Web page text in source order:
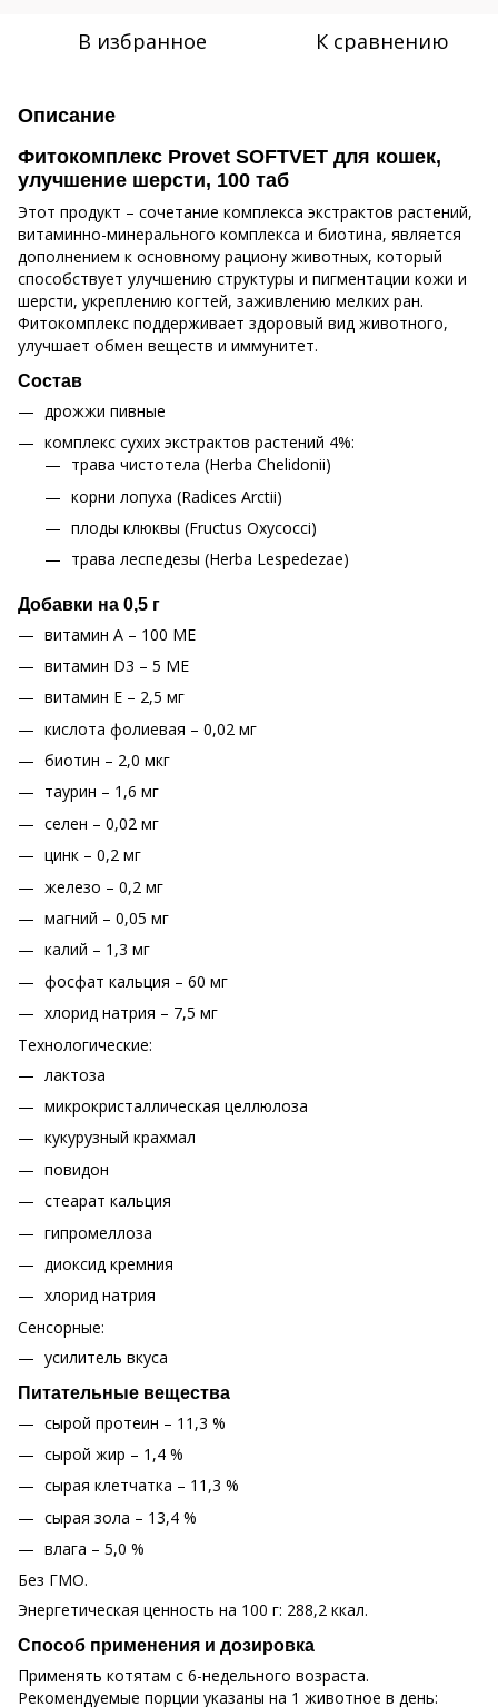
В избранное К сравнению
Описание
Фитокомплекс Provet SOFTVET для кошек,
улучшение шерсти, 100 таб
Этот продукт – сочетание комплекса экстрактов растений,
витаминно-минерального комплекса и биотина, является
дополнением к основному рациону животных, который
способствует улучшению структуры и пигментации кожи и
шерсти, укреплению когтей, заживлению мелких ран.
Фитокомплекс поддерживает здоровый вид животного,
улучшает обмен веществ и иммунитет.
Состав
дрожжи пивные
комплекс сухих экстрактов растений 4%:
трава чистотела (Herba Chelidonii)
корни лопуха (Radices Arctii)
плоды клюквы (Fructus Oxycocci)
трава леспедезы (Herba Lespedezae)
Добавки на 0,5 г
витамин A – 100 МЕ
витамин D3 – 5 МЕ
витамин E – 2,5 мг
кислота фолиевая – 0,02 мг
биотин – 2,0 мкг
таурин – 1,6 мг
селен – 0,02 мг
цинк – 0,2 мг
железо – 0,2 мг
магний – 0,05 мг
калий – 1,3 мг
фосфат кальция – 60 мг
хлорид натрия – 7,5 мг
Технологические:
лактоза
микрокристаллическая целлюлоза
кукурузный крахмал
повидон
стеарат кальция
гипромеллоза
диоксид кремния
хлорид натрия
Сенсорные:
усилитель вкуса
Питательные вещества
сырой протеин – 11,3 %
сырой жир – 1,4 %
сырая клетчатка – 11,3 %
сырая зола – 13,4 %
влага – 5,0 %
Без ГМО.
Энергетическая ценность на 100 г: 288,2 ккал.
Способ применения и дозировка
Применять котятам с 6-недельного возраста.
Рекомендуемые порции указаны на 1 животное в день: